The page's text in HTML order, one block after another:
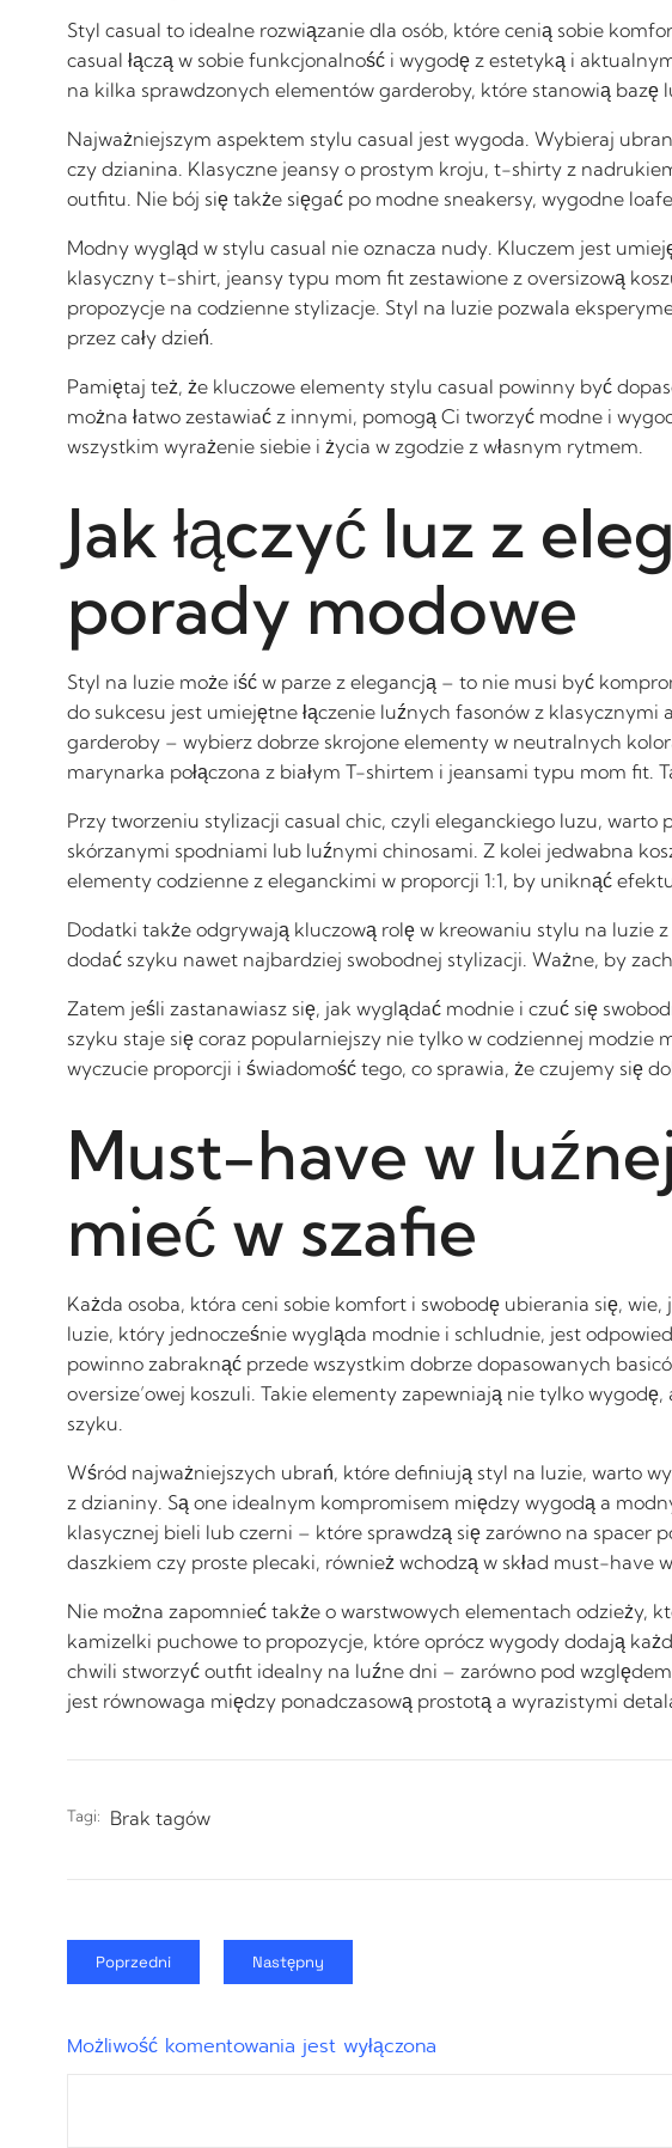
Styl casual to idealne rozwiązanie dla osób, które cenią sobie
casual łączą w sobie funkcjonalność i wygodę z estetyką i
na kilka sprawdzonych elementów garderoby, które stanowią bazę
Najważniejszym aspektem stylu casual jest wygoda. Wybieraj
czy dzianina. Klasyczne jeansy o prostym kroju, t-shirty z
outfitu. Nie bój się także sięgać po modne sneakersy, wygodne
Modny wygląd w stylu casual nie oznacza nudy. Kluczem jest
klasyczny t-shirt, jeansy typu mom fit zestawione z oversizową
propozycje na codzienne stylizacje. Styl na luzie pozwala
przez cały dzień.
Pamiętaj też, że kluczowe elementy stylu casual powinny być
można łatwo zestawiać z innymi, pomogą Ci tworzyć modne i
wszystkim wyrażenie siebie i życia w zgodzie z własnym rytmem.
Jak łączyć luz z
porady modowe
Styl na luzie może iść w parze z elegancją – to nie musi być
do sukcesu jest umiejętne łączenie luźnych fasonów z klasycznymi
garderoby – wybierz dobrze skrojone elementy w neutralnych
marynarka połączona z białym T-shirtem i jeansami typu mom
Przy tworzeniu stylizacji casual chic, czyli eleganckiego luzu,
skórzanymi spodniami lub luźnymi chinosami. Z kolei jedwabna
elementy codzienne z eleganckimi w proporcji 1:1, by uniknąć
Dodatki także odgrywają kluczową rolę w kreowaniu stylu na luzie
dodać szyku nawet najbardziej swobodnej stylizacji. Ważne, by
Zatem jeśli zastanawiasz się, jak wyglądać modnie i czuć się
szyku staje się coraz popularniejszy nie tylko w codziennej modzie
wyczucie proporcji i świadomość tego, co sprawia, że czujemy się
Must-have w
mieć w szafie
Każda osoba, która ceni sobie komfort i swobodę ubierania się,
luzie, który jednocześnie wygląda modnie i schludnie, jest
powinno zabraknąć przede wszystkim dobrze dopasowanych
oversize’owej koszuli. Takie elementy zapewniają nie tylko
szyku.
Wśród najważniejszych ubrań, które definiują styl na luzie, warto
z dzianiny. Są one idealnym kompromisem między wygodą a
klasycznej bieli lub czerni – które sprawdzą się zarówno na spacer
daszkiem czy proste plecaki, również wchodzą w skład must-have
Nie można zapomnieć także o warstwowych elementach odzieży,
kamizelki puchowe to propozycje, które oprócz wygody dodają
chwili stworzyć outfit idealny na luźne dni – zarówno pod
jest równowaga między ponadczasową prostotą a wyrazistymi
Tagi: Brak tagów
Poprzedni Następny
Możliwość komentowania jest wyłączona